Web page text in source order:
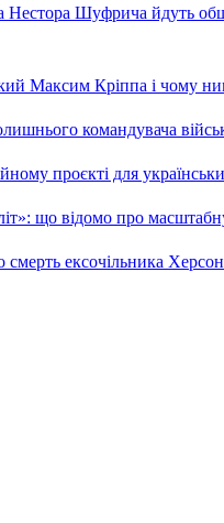
Нестора Шуфрича йдуть
Максим Кріппа і чому
командувача
проєкті для
що відомо про
ексочільника